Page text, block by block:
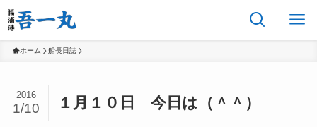
ホーム 船長日誌
１月１０日 今日は（＾＾）
2016
1/10